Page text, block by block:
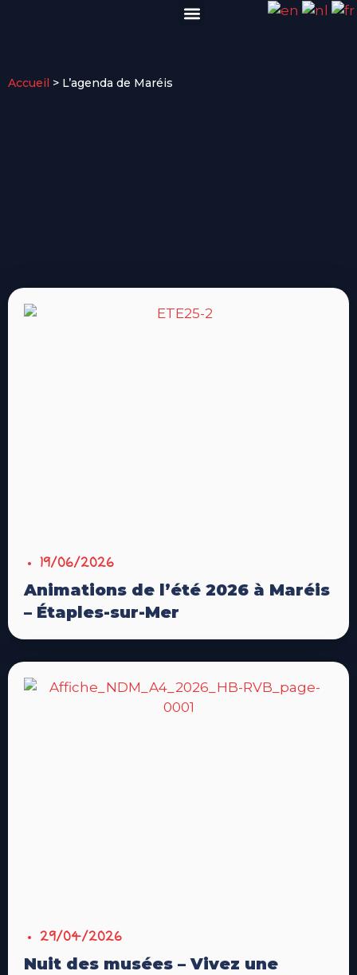
Accueil > L’agenda de Maréis
19/06/2026
Animations de l’été 2026 à Maréis
– Étaples-sur-Mer
29/04/2026
Nuit des musées – Vivez une